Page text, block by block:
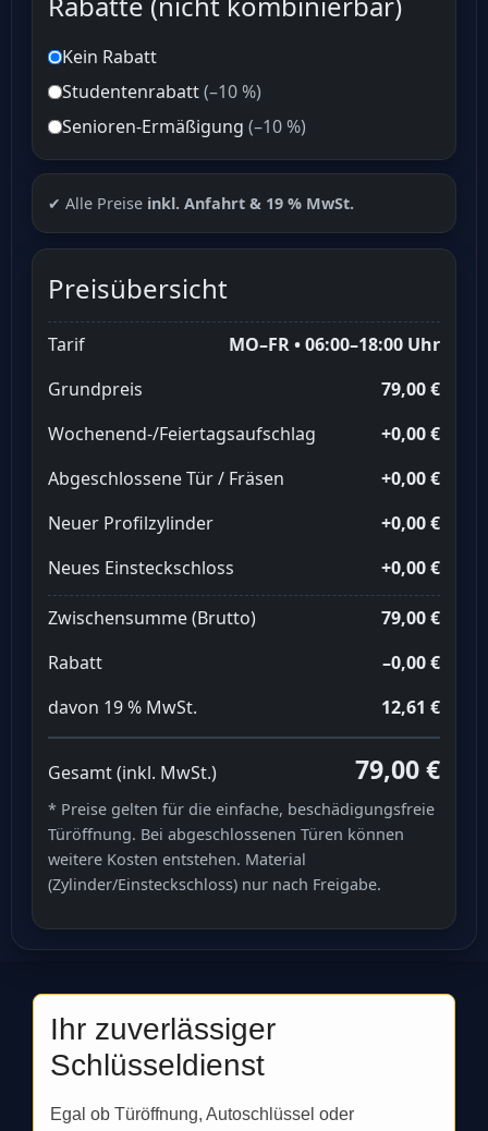
Kein Rabatt
Studentenrabatt(–10 %)
Senioren-Ermäßigung (–10 %)
✔ Alle Preise inkl. Anfahrt & 19 % MwSt.
Preisübersicht
Tarif
MO–FR • 06:00–18:00 Uhr
Grundpreis
79,00 €
Wochenend-/Feiertagsaufschlag
+0,00 €
Abgeschlossene Tür / Fräsen
+0,00 €
Neuer Profilzylinder
+0,00 €
Neues Einsteckschloss
+0,00 €
Zwischensumme (Brutto)
79,00 €
Rabatt
–0,00 €
davon 19 % MwSt.
12,61 €
Gesamt (inkl. MwSt.) 79,00 €
* Preise gelten für die einfache, beschädigungsfreie
Türöffnung. Bei abgeschlossenen Türen können
weitere Kosten entstehen. Material
(Zylinder/Einsteckschloss) nur nach Freigabe.
Ihr zuverlässiger
Schlüsseldienst
Egal ob Türöffnung, Autoschlüssel oder